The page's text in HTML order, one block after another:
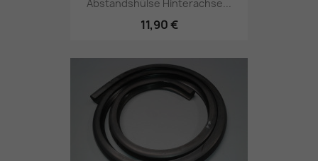
Abstandshülse Hinterachse...
11,90 €